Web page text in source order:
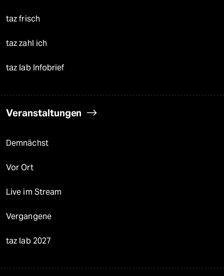
taz frisch
taz zahl ich
taz lab Infobrief
Veranstaltungen
Demnächst
Vor Ort
Live im Stream
Vergangene
taz lab 2027